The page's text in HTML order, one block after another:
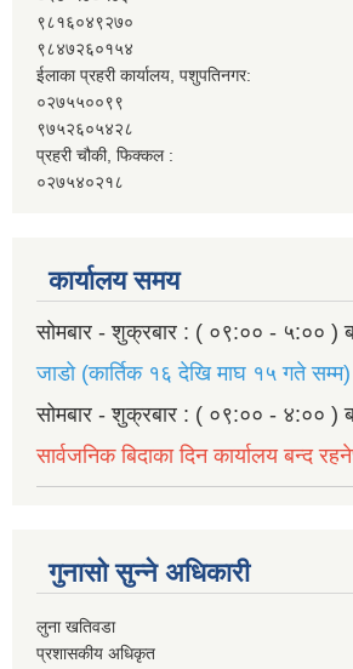
९८१६०४९२७०
९८४७२६०१५४
ईलाका प्रहरी कार्यालय, पशुपतिनगर:
०२७५५००९९
९७५२६०५४२८
प्रहरी चौकी, फिक्कल :
०२७५४०२१८
कार्यालय समय
सोमबार - शुक्रबार : ( ०९:०० - ५:०० )
जाडो (कार्तिक १६ देखि माघ १५ गते सम्म)
सोमबार - शुक्रबार : ( ०९:०० - ४:०० )
सार्वजनिक बिदाका दिन कार्यालय बन्द
गुनासो सुन्ने अधिकारी
लुना खतिवडा
प्रशासकीय अधिकृत